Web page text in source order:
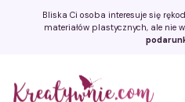
Bliska Ci osoba interesuje się
materiałów plastycznych, ale nie
Kreatywnie.com